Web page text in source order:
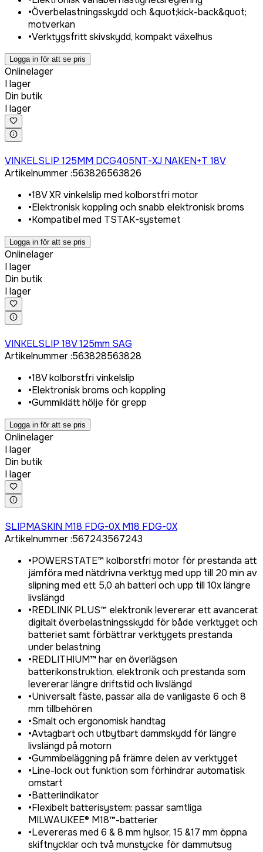
•Överbelastningsskydd och &quot;kick-back&quot;
motverkan
•Verktygsfritt skivskydd, kompakt växelhus
Logga in för att se pris
Onlinelager
I lager
Din butik
I lager
VINKELSLIP 125MM DCG405NT-XJ NAKEN+T 18V
Artikelnummer:563826563826
•18V XR vinkelslip med kolborstfri motor
•Elektronisk koppling och snabb elektronisk broms
•Kompatibel med TSTAK-systemet
Logga in för att se pris
Onlinelager
I lager
Din butik
I lager
VINKELSLIP 18V 125mm SAG
Artikelnummer:563828563828
•18V kolborstfri vinkelslip
•Elektronisk broms och koppling
•Gummiklätt hölje för grepp
Logga in för att se pris
Onlinelager
I lager
Din butik
I lager
SLIPMASKIN M18 FDG-0X M18 FDG-0X
Artikelnummer:567243567243
•POWERSTATE™ kolborstfri motor för prestanda att
jämföra med nätdrivna verktyg med upp till 20 min av
slipning med ett 5,0 ah batteri och upp till 10x längre
livslängd
•REDLINK PLUS™ elektronik levererar ett avancerat
digitalt överbelastningsskydd för både verktyget och
batteriet samt förbättrar verktygets prestanda
under belastning
•REDLITHIUM™ har en överlägsen
batterikonstruktion, elektronik och prestanda som
levererar längre driftstid och livslängd
•Universalt fäste, passar alla de vanligaste 6 och 8
mm tillbehören
•Smalt och ergonomisk handtag
•Avtagbart och utbytbart dammskydd för längre
livslängd på motorn
•Gummibeläggning på främre delen av verktyget
•Line-lock out funktion som förhindrar automatisk
omstart
•Batteriindikator
•Flexibelt batterisystem: passar samtliga
MILWAUKEE® M18™-batterier
•Levereras med 6 & 8 mm hylsor, 15 &17 mm öppna
skiftnycklar och två munstycke för dammutsug